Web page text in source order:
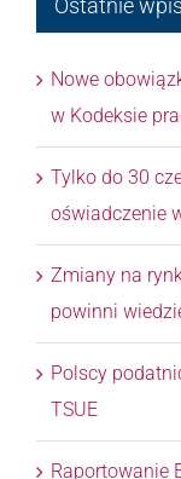
Ostatnie
Nowe
w Kodeksie
Tylko do 30
oświadczenie
Zmiany na
powinni
Polscy
TSUE
Raportowanie